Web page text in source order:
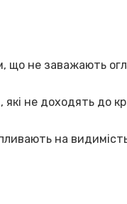
що не заважають
не доходять до
на